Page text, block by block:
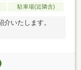
駐車場(近隣含)
いたします。